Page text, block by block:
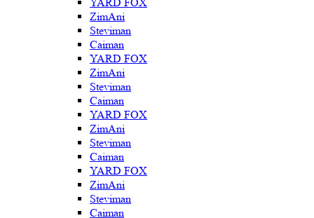
ZimAni
Steviman
Caiman
YARD FOX
ZimAni
Steviman
Caiman
YARD FOX
ZimAni
Steviman
Caiman
YARD FOX
ZimAni
Steviman
Caiman